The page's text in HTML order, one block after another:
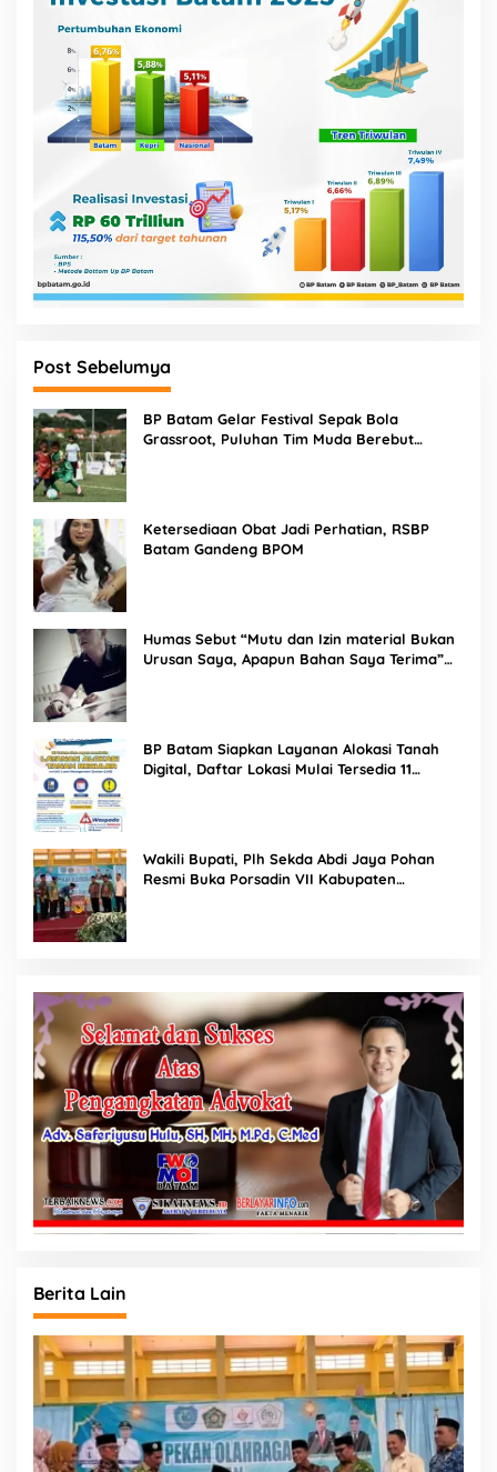
Post Sebelumya
BP Batam Gelar Festival Sepak Bola
Grassroot, Puluhan Tim Muda Berebut
Ketersediaan Obat Jadi Perhatian, RSBP
Batam Gandeng BPOM
Humas Sebut “Mutu dan Izin material Bukan
Urusan Saya, Apapun Bahan Saya Terima”
BP Batam Siapkan Layanan Alokasi Tanah
Digital, Daftar Lokasi Mulai Tersedia 11
Wakili Bupati, Plh Sekda Abdi Jaya Pohan
Resmi Buka Porsadin VII Kabupaten
Berita Lain